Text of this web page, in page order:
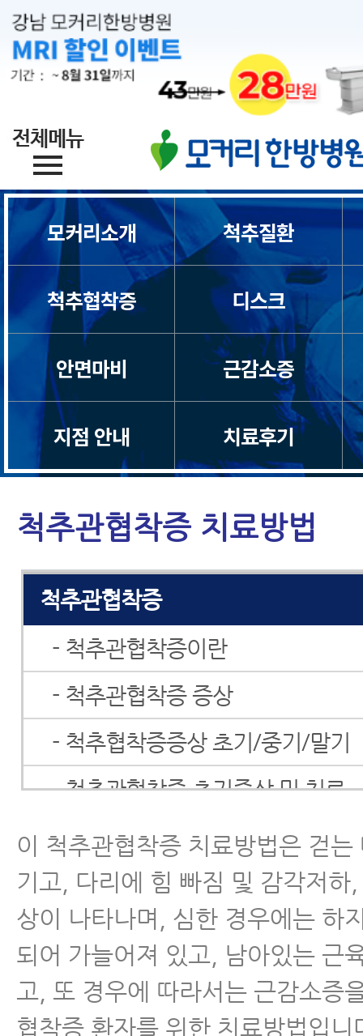
모커리소개 척추질환
척추협착증 디스크
안면마비 근감소증
지점 안내 치료후기
척추관협착증 치료방법
목디스크
목통증
일자목/거북목
척수증
경추관협착증
허리디스크
좌골신경통
척추관협착증
- 척추관협착증이란
- 척추관협착증 증상
- 척추협착증증상 초기/중기/말기
- 척추관협착증 초기증상 및 치료
- 척추관협착증 치료방법
- 척추협착증 한방치료 효과를 못
이 내용을 보시면 믿게 됩니다.
- 척추협착증 말기 증상의 비수술
- 척추관협착증 수술
이 척추관협착증 치료방법은 걷는
기고, 다리에 힘 빠짐 및 감각저하
상이 나타나며, 심한 경우에는 하
되어 가늘어져 있고, 남아있는 근
고, 또 경우에 따라서는 근감소증
협착증 환자를 위한 치료방법입니